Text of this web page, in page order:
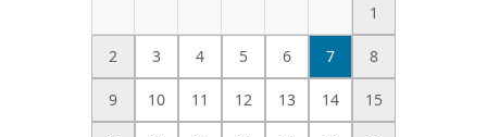
1
2 3 4 5 6 7 8
9 10 11 12 13 14 15